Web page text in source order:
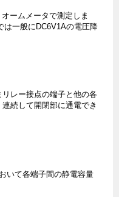
ームメータで測定しま
は一般にDC6V1Aの電圧降
レー接点の端子と他の各
続して開閉部に通電でき
いて各端子間の静電容量